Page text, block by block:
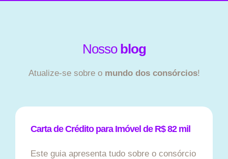
Nosso blog
Atualize-se sobre o mundo dos consórcios!
Carta de Crédito para Imóvel de R$ 82 mil
Este guia apresenta tudo sobre o consórcio